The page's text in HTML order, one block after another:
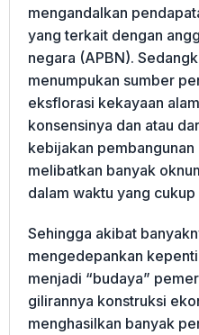
mengandalkan
yang terkait dengan
negara (APBN).
menumpukan sumber
eksflorasi kekayaan
konsensinya dan atau
kebijakan
melibatkan banyak
dalam waktu yang cukup
Sehingga akibat
mengedepankan
menjadi “budaya”
gilirannya konstruksi
menghasilkan banyak